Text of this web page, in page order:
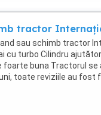
tractor
sau schimb tractor
cu turbo Cilindru
foarte buna Tractorul
toate reviziile au fost
...